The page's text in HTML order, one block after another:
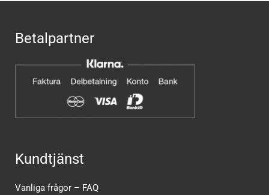
Betalpartner
Kundtjänst
Vanliga frågor – FAQ